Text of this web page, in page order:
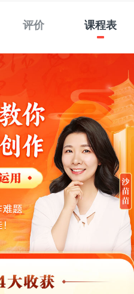
评价 课程表